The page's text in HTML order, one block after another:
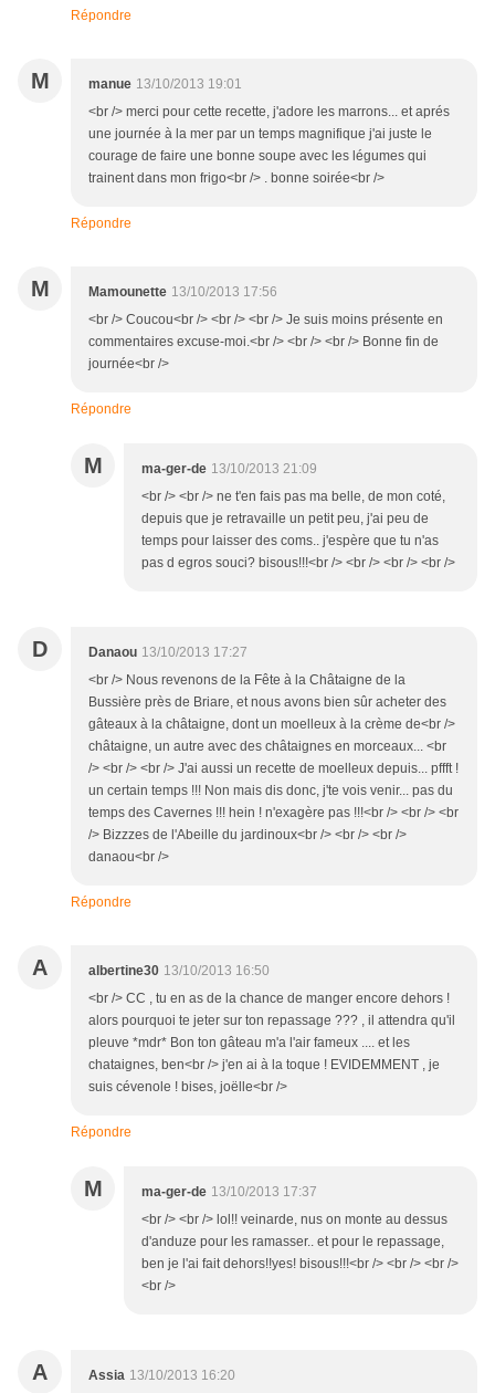
Répondre
M manue 13/10/2013 19:01
<br /> merci pour cette recette, j'adore les marrons... et aprés
une journée à la mer par un temps magnifique j'ai juste le
courage de faire une bonne soupe avec les légumes qui
trainent dans mon frigo<br /> . bonne soirée<br />
Répondre
M Mamounette 13/10/2013 17:56
<br /> Coucou<br /> <br /> <br /> Je suis moins présente en
commentaires excuse-moi.<br /> <br /> <br /> Bonne fin de
journée<br />
Répondre
M ma-ger-de 13/10/2013 21:09
<br /> <br /> ne t'en fais pas ma belle, de mon coté,
depuis que je retravaille un petit peu, j'ai peu de
temps pour laisser des coms.. j'espère que tu n'as
pas d egros souci? bisous!!!<br /> <br /> <br /> <br />
D Danaou 13/10/2013 17:27
<br /> Nous revenons de la Fête à la Châtaigne de la
Bussière près de Briare, et nous avons bien sûr acheter des
gâteaux à la châtaigne, dont un moelleux à la crème de<br />
châtaigne, un autre avec des châtaignes en morceaux... <br
/> <br /> <br /> J'ai aussi un recette de moelleux depuis... pffft !
un certain temps !!! Non mais dis donc, j'te vois venir... pas du
temps des Cavernes !!! hein ! n'exagère pas !!!<br /> <br /> <br
/> Bizzzes de l'Abeille du jardinoux<br /> <br /> <br />
danaou<br />
Répondre
A albertine30 13/10/2013 16:50
<br /> CC , tu en as de la chance de manger encore dehors !
alors pourquoi te jeter sur ton repassage ??? , il attendra qu'il
pleuve *mdr* Bon ton gâteau m'a l'air fameux .... et les
chataignes, ben<br /> j'en ai à la toque ! EVIDEMMENT , je
suis cévenole ! bises, joëlle<br />
Répondre
M ma-ger-de 13/10/2013 17:37
<br /> <br /> lol!! veinarde, nus on monte au dessus
d'anduze pour les ramasser.. et pour le repassage,
ben je l'ai fait dehors!!yes! bisous!!!<br /> <br /> <br />
<br />
A Assia 13/10/2013 16:20